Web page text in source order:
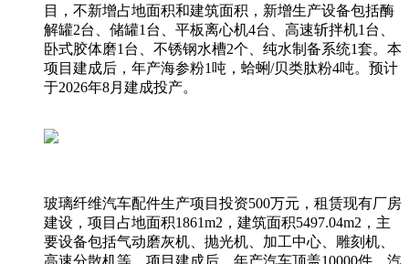
目，不新增占地面积和建筑面积，新增生产设备包括酶
解罐2台、储罐1台、平板离心机4台、高速斩拌机1台、
卧式胶体磨1台、不锈钢水槽2个、纯水制备系统1套。本
项目建成后，年产海参粉1吨，蛤蜊/贝类肽粉4吨。预计
于2026年8月建成投产。
玻璃纤维汽车配件生产项目投资500万元，租赁现有厂房
建设，项目占地面积1861m2，建筑面积5497.04m2，主
要设备包括气动磨灰机、抛光机、加工中心、雕刻机、
高速分散机等，项目建成后，年产汽车顶盖10000件，汽